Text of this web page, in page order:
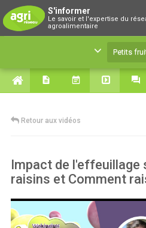
S'informer
Le savoir et l'expertise du
agroalimentaire
Le savoir et l'expertise
Petits
Retour aux vidéos
Impact de l'effeuillage
raisins et Comment